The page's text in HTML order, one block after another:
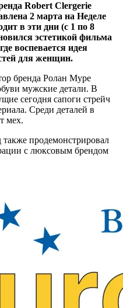
Robert Clergerie
2 марта на Неделе
в эти дни (с 1 по 8
эстетикой фильма
воспевается идея
для женщин.
бренда Ролан Муре
мужские детали. В
сегодня сапоги стрейч
Среди деталей в
мех.
продемонстрировал
с люксовым брендом